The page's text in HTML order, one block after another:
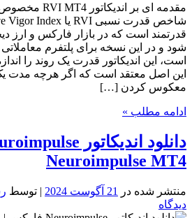
قدرتمند است که در بازار فارکس و ارز
این اصل معتقد است که اگر هرچه مدت
معکوس کردن […]
ادامه مطلب »
Neuroimpulse MT4
منتشر شده در 21 آگوست 2024 | توسط
دیدگاه